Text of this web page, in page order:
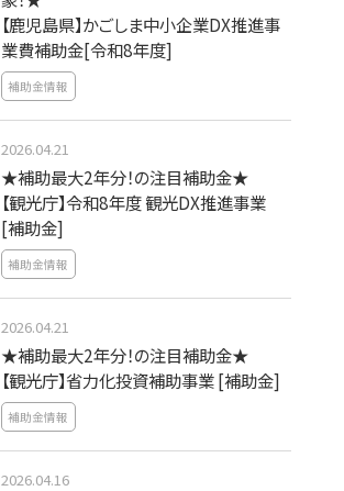
【鹿児島県】かごしま中小企業DX推進事
業費補助金[令和8年度]
補助金情報
2026.04.21
★補助最大2年分！の注目補助金★
【観光庁】令和8年度 観光DX推進事業
[補助金]
補助金情報
2026.04.21
★補助最大2年分！の注目補助金★
【観光庁】省力化投資補助事業 [補助金]
補助金情報
2026.04.16